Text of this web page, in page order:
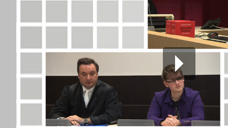
Strafbefehlsverfahren - Cs 391/25
Heute, 12:53 Uhr